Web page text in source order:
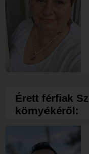
Érett férfiak
környékéről: